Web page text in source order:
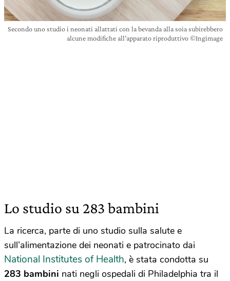
Secondo uno studio i neonati allattati con la bevanda alla soia subirebbero
alcune modifiche all’apparato riproduttivo ©Ingimage
Lo studio su 283 bambini
La ricerca, parte di uno studio sulla salute e
sull’alimentazione dei neonati e patrocinato dai
National Institutes of Health, è stata condotta su
283 bambini nati negli ospedali di Philadelphia tra il